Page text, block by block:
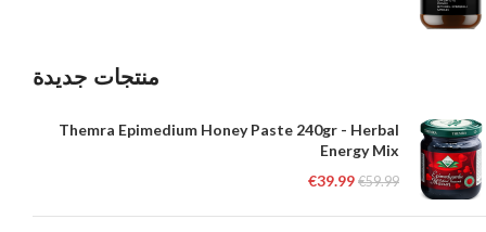
منتجات جديدة
Themra Epimedium Honey Paste 240gr - Herbal
Energy Mix
€59.99
€39.99